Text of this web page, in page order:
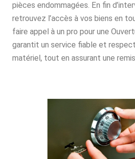
pièces endommagées. En fin
retrouvez l’accès à vos biens en
faire appel à un pro pour une
garantit un service fiable et
matériel, tout en assurant une